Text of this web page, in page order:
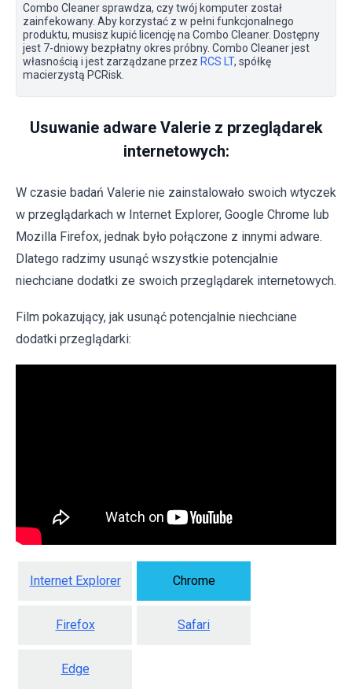
Combo Cleaner sprawdza, czy twój komputer został
zainfekowany. Aby korzystać z w pełni funkcjonalnego
produktu, musisz kupić licencję na Combo Cleaner. Dostępny
jest 7-dniowy bezpłatny okres próbny. Combo Cleaner jest
własnością i jest zarządzane przez RCS LT, spółkę
macierzystą PCRisk.
Usuwanie adware Valerie z przeglądarek
internetowych:
W czasie badań Valerie nie zainstalowało swoich wtyczek
w przeglądarkach w Internet Explorer, Google Chrome lub
Mozilla Firefox, jednak było połączone z innymi adware.
Dlatego radzimy usunąć wszystkie potencjalnie
niechciane dodatki ze swoich przeglądarek internetowych.
Film pokazujący, jak usunąć potencjalnie niechciane
dodatki przeglądarki:
Internet Explorer Chrome
Firefox Safari
Edge